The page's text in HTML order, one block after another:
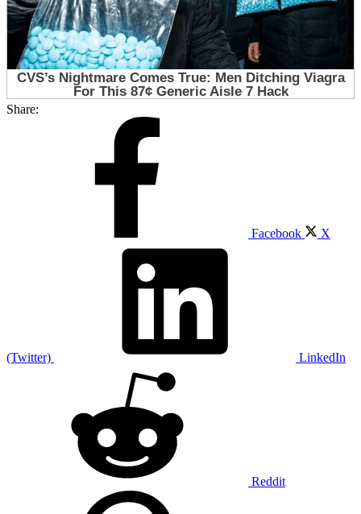
Share:
Facebook X
(Twitter) LinkedIn
Reddit